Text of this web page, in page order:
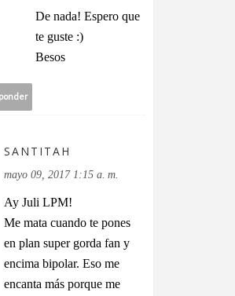
De nada! Espero que
te guste :)
Besos
SANTITAH
mayo 09, 2017 1:15 a. m.
Ay Juli LPM!
Me mata cuando te pones
en plan super gorda fan y
encima bipolar. Eso me
encanta más porque me